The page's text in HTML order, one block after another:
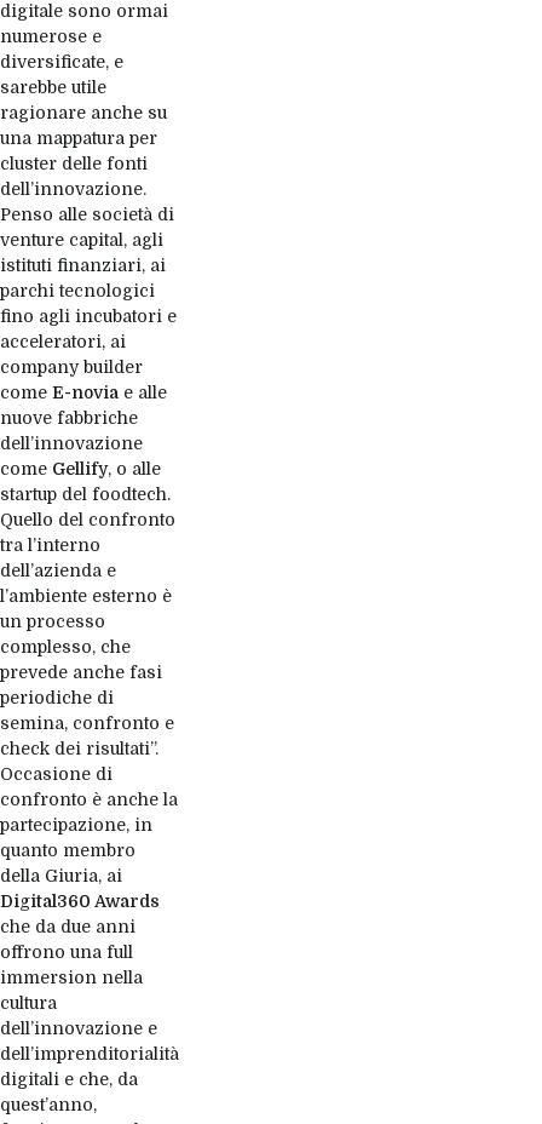
digitale sono ormai
numerose e
diversificate, e
sarebbe utile
ragionare anche su
una mappatura per
cluster delle fonti
dell’innovazione.
Penso alle società di
venture capital, agli
istituti finanziari, ai
parchi tecnologici
fino agli incubatori e
acceleratori, ai
company builder
comeE-novia e alle
nuove fabbriche
dell’innovazione
come Gellify, o alle
startup del foodtech.
Quello del confronto
tra l’interno
dell’azienda e
l’ambiente esterno è
un processo
complesso, che
prevede anche fasi
periodiche di
semina, confronto e
check dei risultati”.
Occasione di
confronto è anche la
partecipazione, in
quanto membro
della Giuria, ai
Digital360 Awards
che da due anni
offrono una full
immersion nella
cultura
dell’innovazione e
dell’imprenditorialità
digitali e che, da
quest’anno,